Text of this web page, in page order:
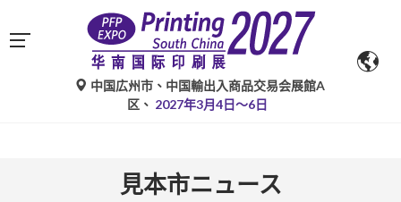
中国広州市、中国輸出入商品交易会展館A
区、 2027年3月4日～6日
見本市ニュース